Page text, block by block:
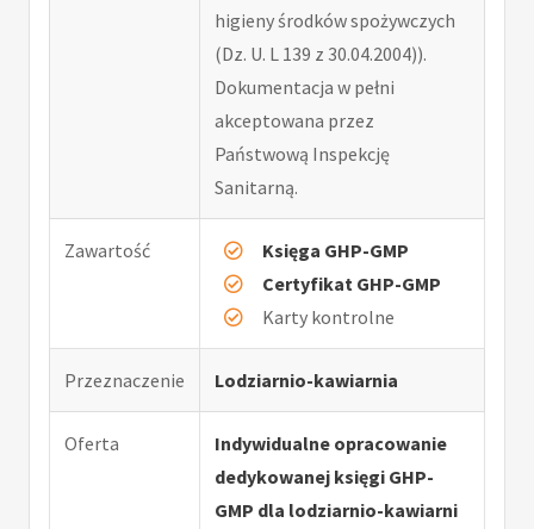
higieny środków spożywczych
(Dz. U. L 139 z 30.04.2004)).
Dokumentacja w pełni
akceptowana przez
Państwową Inspekcję
Sanitarną.
Zawartość
Księga GHP-GMP
Certyfikat GHP-GMP
Karty kontrolne
Przeznaczenie Lodziarnio-kawiarnia
Oferta
Indywidualne opracowanie
dedykowanej księgi GHP-
GMP dla lodziarnio-kawiarni